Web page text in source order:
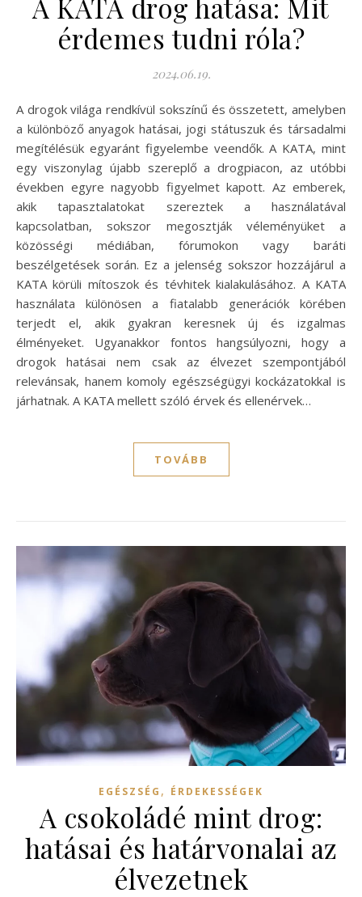
érdemes tudni róla?
2024.06.19.
A drogok világa rendkívül sokszínű és összetett, amelyben
a különböző anyagok hatásai, jogi státuszuk és társadalmi
megítélésük egyaránt figyelembe veendők. A KATA, mint
egy viszonylag újabb szereplő a drogpiacon, az utóbbi
években egyre nagyobb figyelmet kapott. Az emberek,
akik tapasztalatokat szereztek a használatával
kapcsolatban, sokszor megosztják véleményüket a
közösségi médiában, fórumokon vagy baráti
beszélgetések során. Ez a jelenség sokszor hozzájárul a
KATA körüli mítoszok és tévhitek kialakulásához. A KATA
használata különösen a fiatalabb generációk körében
terjedt el, akik gyakran keresnek új és izgalmas
élményeket. Ugyanakkor fontos hangsúlyozni, hogy a
drogok hatásai nem csak az élvezet szempontjából
relevánsak, hanem komoly egészségügyi kockázatokkal is
járhatnak. A KATA mellett szóló érvek és ellenérvek…
TOVÁBB
EGÉSZSÉG , ÉRDEKESSÉGEK
A csokoládé mint drog:
hatásai és határvonalai az
élvezetnek